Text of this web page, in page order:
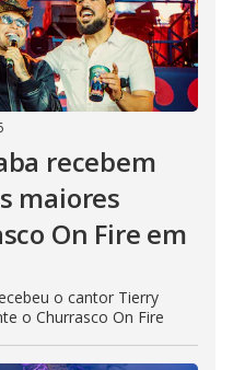
recebem
maiores
On Fire em
o cantor Tierry
o Churrasco On Fire